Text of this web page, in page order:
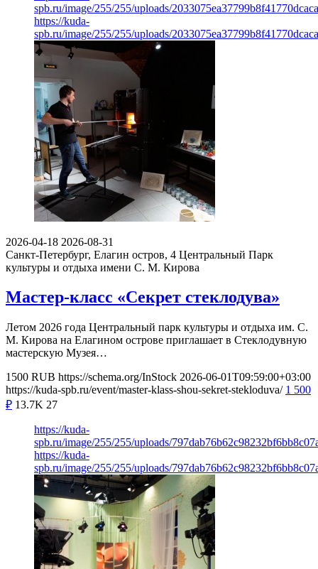
spb.ru/image/255/255/uploads/
https://kuda-
spb.ru/image/255/255/uploads/
2026-04-18 2026-08-31
Санкт-Петербург, Елагин остров, 4 Центральный Парк
культуры и отдыха имени С. М. Кирова
Мастер-класс «Секрет стеклодува»
Летом 2026 года Центральный парк культуры и отдыха им. С.
М. Кирова на Елагином острове приглашает в Стеклодувную
мастерскую Музея…
1500 RUB https://schema.org/InStock 2026-06-01T09:59:00+03:00
https://kuda-spb.ru/event/master-klass-shou-sekret-stekloduva/ 1 500
₽ 13.7K 27
https://kuda-
spb.ru/image/255/255/uploads/
https://kuda-
spb.ru/image/255/255/uploads/